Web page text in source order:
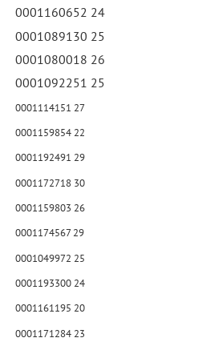
0001160652 24
0001089130 25
0001080018 26
0001092251 25
0001114151 27
0001159854 22
0001192491 29
0001172718 30
0001159803 26
0001174567 29
0001049972 25
0001193300 24
0001161195 20
0001171284 23